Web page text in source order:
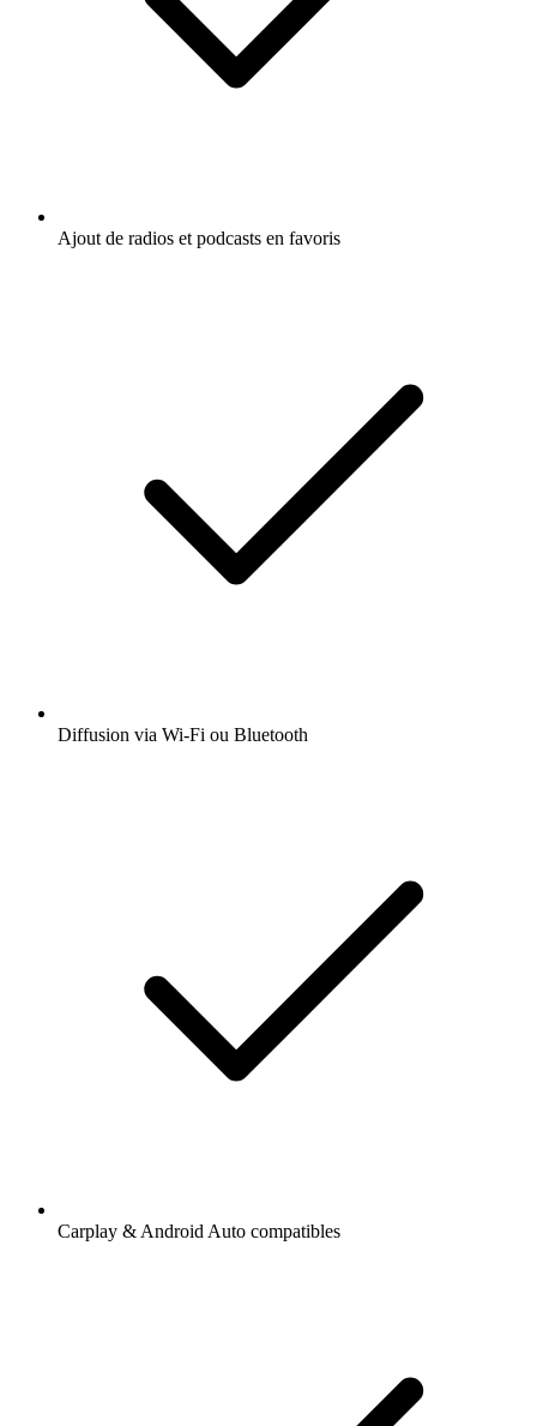
Ajout de radios et podcasts en favoris
Diffusion via Wi-Fi ou Bluetooth
Carplay & Android Auto compatibles